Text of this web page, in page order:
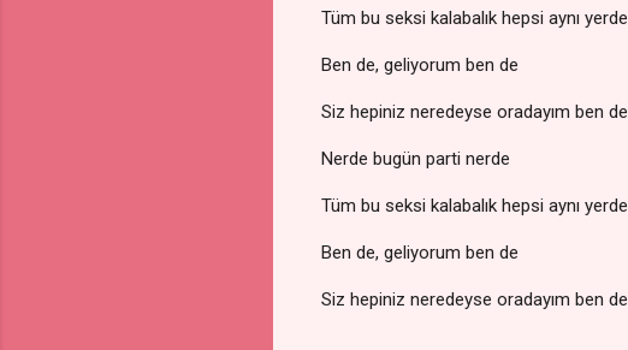
Tüm bu seksi kalabalık hepsi aynı yerde
Ben de, geliyorum ben de
Siz hepiniz neredeyse oradayım ben de
Nerde bugün parti nerde
Tüm bu seksi kalabalık hepsi aynı yerde
Ben de, geliyorum ben de
Siz hepiniz neredeyse oradayım ben de